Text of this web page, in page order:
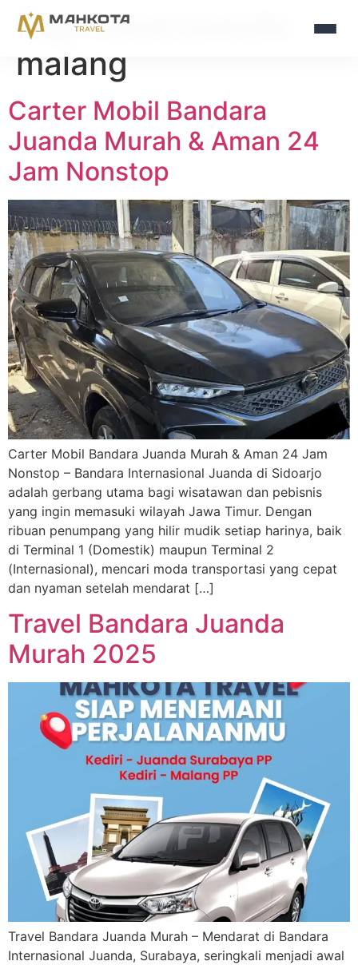
Tag:travel juanda
malang
Carter Mobil Bandara
Juanda Murah & Aman 24
Jam Nonstop
Carter Mobil Bandara Juanda Murah & Aman 24 Jam
Nonstop – Bandara Internasional Juanda di Sidoarjo
adalah gerbang utama bagi wisatawan dan pebisnis
yang ingin memasuki wilayah Jawa Timur. Dengan
ribuan penumpang yang hilir mudik setiap harinya, baik
di Terminal 1 (Domestik) maupun Terminal 2
(Internasional), mencari moda transportasi yang cepat
dan nyaman setelah mendarat […]
Travel Bandara Juanda
Murah 2025
Travel Bandara Juanda Murah – Mendarat di Bandara
Internasional Juanda, Surabaya, seringkali menjadi awal